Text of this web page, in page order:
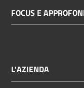
FOCUS E
L'AZIENDA